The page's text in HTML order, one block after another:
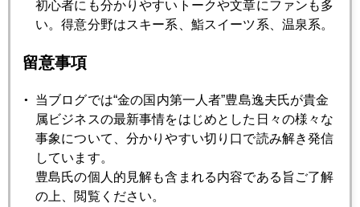
初心者にも分かりやすいトークや文章にファンも多
い。得意分野はスキー系、鮨スイーツ系、温泉系。
留意事項
当ブログでは“金の国内第一人者”豊島逸夫氏が貴金
属ビジネスの最新事情をはじめとした日々の様々な
事象について、分かりやすい切り口で読み解き発信
しています。
豊島氏の個人的見解も含まれる内容である旨ご了解
の上、閲覧ください。